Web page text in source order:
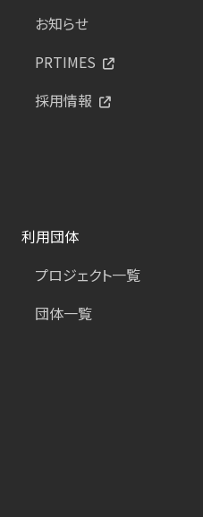
お知らせ
PRTIMES
採用情報
利用団体
プロジェクト一覧
団体一覧